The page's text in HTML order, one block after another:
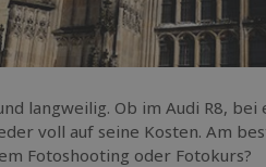
langweilig. Ob im Audi R8, bei
voll auf seine Kosten. Am
Fotoshooting oder Fotokurs?